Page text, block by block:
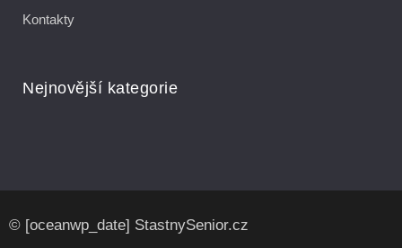
Kontakty
Nejnovější kategorie
© [oceanwp_date] StastnySenior.cz